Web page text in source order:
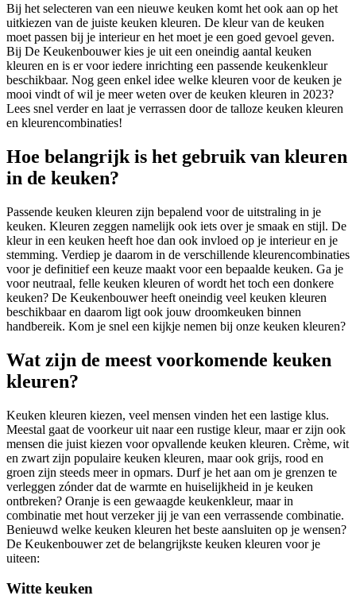
Bij het selecteren van een nieuwe keuken komt het ook aan op het
uitkiezen van de juiste keuken kleuren. De kleur van de keuken
moet passen bij je interieur en het moet je een goed gevoel geven.
Bij De Keukenbouwer kies je uit een oneindig aantal keuken
kleuren en is er voor iedere inrichting een passende keukenkleur
beschikbaar. Nog geen enkel idee welke kleuren voor de keuken je
mooi vindt of wil je meer weten over de keuken kleuren in 2023?
Lees snel verder en laat je verrassen door de talloze keuken kleuren
en kleurencombinaties!
Hoe belangrijk is het gebruik van kleuren
in de keuken?
Passende keuken kleuren zijn bepalend voor de uitstraling in je
keuken. Kleuren zeggen namelijk ook iets over je smaak en stijl. De
kleur in een keuken heeft hoe dan ook invloed op je interieur en je
stemming. Verdiep je daarom in de verschillende kleurencombinaties
voor je definitief een keuze maakt voor een bepaalde keuken. Ga je
voor neutraal, felle keuken kleuren of wordt het toch een donkere
keuken? De Keukenbouwer heeft oneindig veel keuken kleuren
beschikbaar en daarom ligt ook jouw droomkeuken binnen
handbereik. Kom je snel een kijkje nemen bij onze keuken kleuren?
Wat zijn de meest voorkomende keuken
kleuren?
Keuken kleuren kiezen, veel mensen vinden het een lastige klus.
Meestal gaat de voorkeur uit naar een rustige kleur, maar er zijn ook
mensen die juist kiezen voor opvallende keuken kleuren. Crème, wit
en zwart zijn populaire keuken kleuren, maar ook grijs, rood en
groen zijn steeds meer in opmars. Durf je het aan om je grenzen te
verleggen zónder dat de warmte en huiselijkheid in je keuken
ontbreken? Oranje is een gewaagde keukenkleur, maar in
combinatie met hout verzeker jij je van een verrassende combinatie.
Benieuwd welke keuken kleuren het beste aansluiten op je wensen?
De Keukenbouwer zet de belangrijkste keuken kleuren voor je
uiteen:
Witte keuken